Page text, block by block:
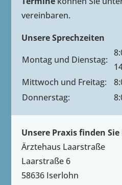
vereinbaren.
Unsere Sprechzeiten
Montag und Dienstag:
Mittwoch und Freitag:
Donnerstag:
Unsere Praxis finden Sie
Ärztehaus Laarstraße
Laarstraße 6
58636 Iserlohn